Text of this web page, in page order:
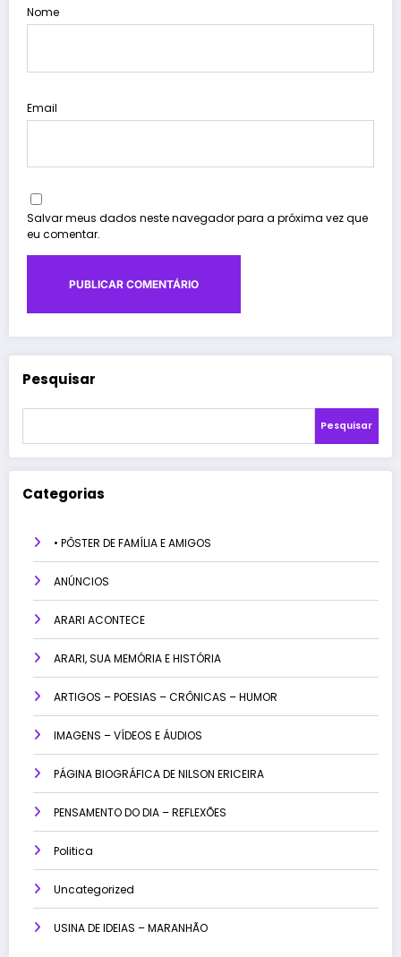
Nome
Email
Salvar meus dados neste navegador para a próxima vez que
eu comentar.
Pesquisar
Pesquisar
Categorias
• PÔSTER DE FAMÍLIA E AMIGOS
ANÚNCIOS
ARARI ACONTECE
ARARI, SUA MEMÓRIA E HISTÓRIA
ARTIGOS – POESIAS – CRÔNICAS – HUMOR
IMAGENS – VÍDEOS E ÁUDIOS
PÁGINA BIOGRÁFICA DE NILSON ERICEIRA
PENSAMENTO DO DIA – REFLEXÕES
Politica
Uncategorized
USINA DE IDEIAS – MARANHÃO